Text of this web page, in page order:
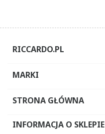
RICCARDO.PL
MARKI
STRONA GŁÓWNA
INFORMACJA O SKLEPIE